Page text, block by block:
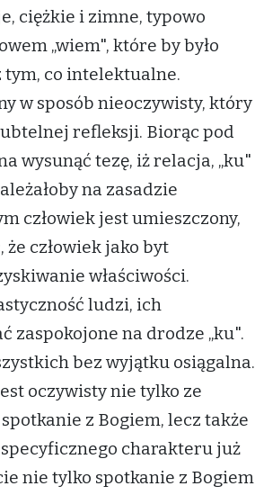
ciężkie i zimne, typowo
„wiem", które by było
tym, co intelektualne.
w sposób nieoczywisty, który
refleksji. Biorąc pod
wysunąć tezę, iż relacja, „ku"
na zasadzie
człowiek jest umieszczony,
człowiek jako byt
właściwości.
ludzi, ich
zaspokojone na drodze „ku".
bez wyjątku osiągalna.
oczywisty nie tylko ze
z Bogiem, lecz także
specyficznego charakteru już
nie tylko spotkanie z Bogiem